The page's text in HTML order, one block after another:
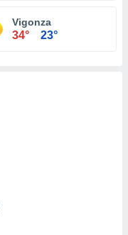
Vigonza
34° 23°